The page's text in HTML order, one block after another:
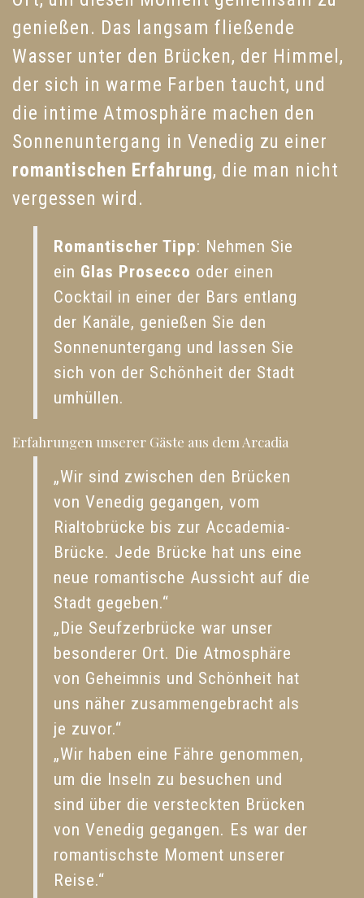
genießen. Das langsam fließende
Wasser unter den Brücken, der Himmel,
der sich in warme Farben taucht, und
die intime Atmosphäre machen den
Sonnenuntergang in Venedig zu einer
romantischen Erfahrung, die man nicht
vergessen wird.
Romantischer Tipp: Nehmen Sie
ein Glas Prosecco oder einen
Cocktail in einer der Bars entlang
der Kanäle, genießen Sie den
Sonnenuntergang und lassen Sie
sich von der Schönheit der Stadt
umhüllen.
Erfahrungen unserer Gäste aus dem Arcadia
„Wir sind zwischen den Brücken
von Venedig gegangen, vom
Rialtobrücke bis zur Accademia-
Brücke. Jede Brücke hat uns eine
neue romantische Aussicht auf die
Stadt gegeben.“
„Die Seufzerbrücke war unser
besonderer Ort. Die Atmosphäre
von Geheimnis und Schönheit hat
uns näher zusammengebracht als
je zuvor.“
„Wir haben eine Fähre genommen,
um die Inseln zu besuchen und
sind über die versteckten Brücken
von Venedig gegangen. Es war der
romantischste Moment unserer
Reise.“